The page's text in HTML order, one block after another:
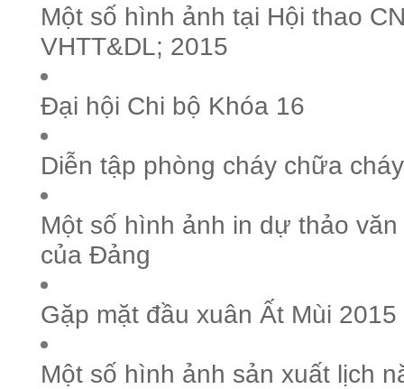
Một số hình ảnh tại Hội thao
VHTT&DL; 2015
Đại hội Chi bộ Khóa 16
Diễn tập phòng cháy chữa cháy
Một số hình ảnh in dự thảo
của Đảng
Gặp mặt đầu xuân Ất Mùi 2015
Một số hình ảnh sản xuất lịch